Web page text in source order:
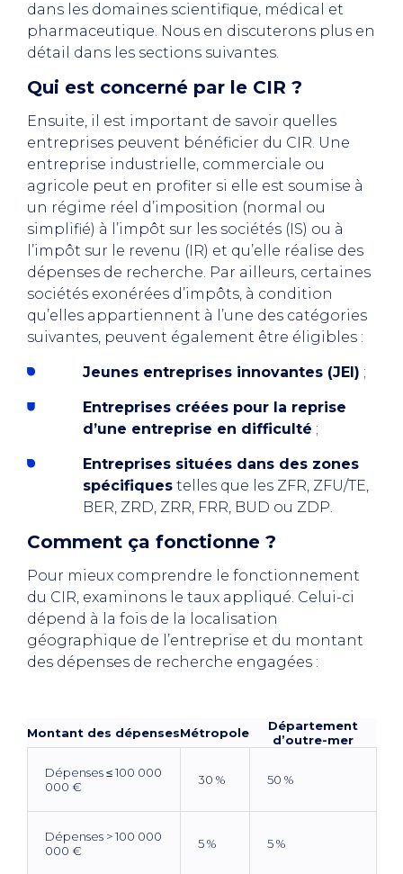
dans les domaines scientifique, médical et
pharmaceutique. Nous en discuterons plus en
détail dans les sections suivantes.
Qui est concerné par le CIR ?
Ensuite, il est important de savoir quelles
entreprises peuvent bénéficier du CIR. Une
entreprise industrielle, commerciale ou
agricole peut en profiter si elle est soumise à
un régime réel d’imposition (normal ou
simplifié) à l’impôt sur les sociétés (IS) ou à
l’impôt sur le revenu (IR) et qu’elle réalise des
dépenses de recherche. Par ailleurs, certaines
sociétés exonérées d’impôts, à condition
qu’elles appartiennent à l’une des catégories
suivantes, peuvent également être éligibles :
Jeunes entreprises innovantes (JEI) ;
Entreprises créées pour la reprise
d’une entreprise en difficulté ;
Entreprises situées dans des zones
spécifiques telles que les ZFR, ZFU/TE,
BER, ZRD, ZRR, FRR, BUD ou ZDP.
Comment ça fonctionne ?
Pour mieux comprendre le fonctionnement
du CIR, examinons le taux appliqué. Celui-ci
dépend à la fois de la localisation
géographique de l’entreprise et du montant
des dépenses de recherche engagées :
Montant des dépensesMétropole
Département
d’outre-mer
Dépenses ≤ 100 000
000 €
30 % 50 %
Dépenses > 100 000
000 €
5 % 5 %